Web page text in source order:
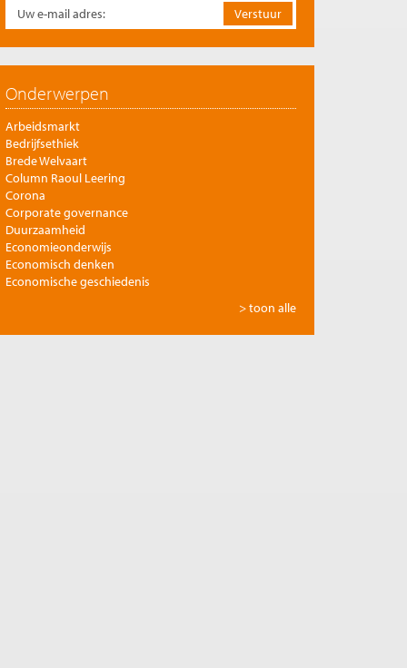
Onderwerpen
Arbeidsmarkt
Bedrijfsethiek
Brede Welvaart
Column Raoul Leering
Corona
Corporate governance
Duurzaamheid
Economieonderwijs
Economisch denken
Economische geschiedenis
Filosofie en economie
> toon alle